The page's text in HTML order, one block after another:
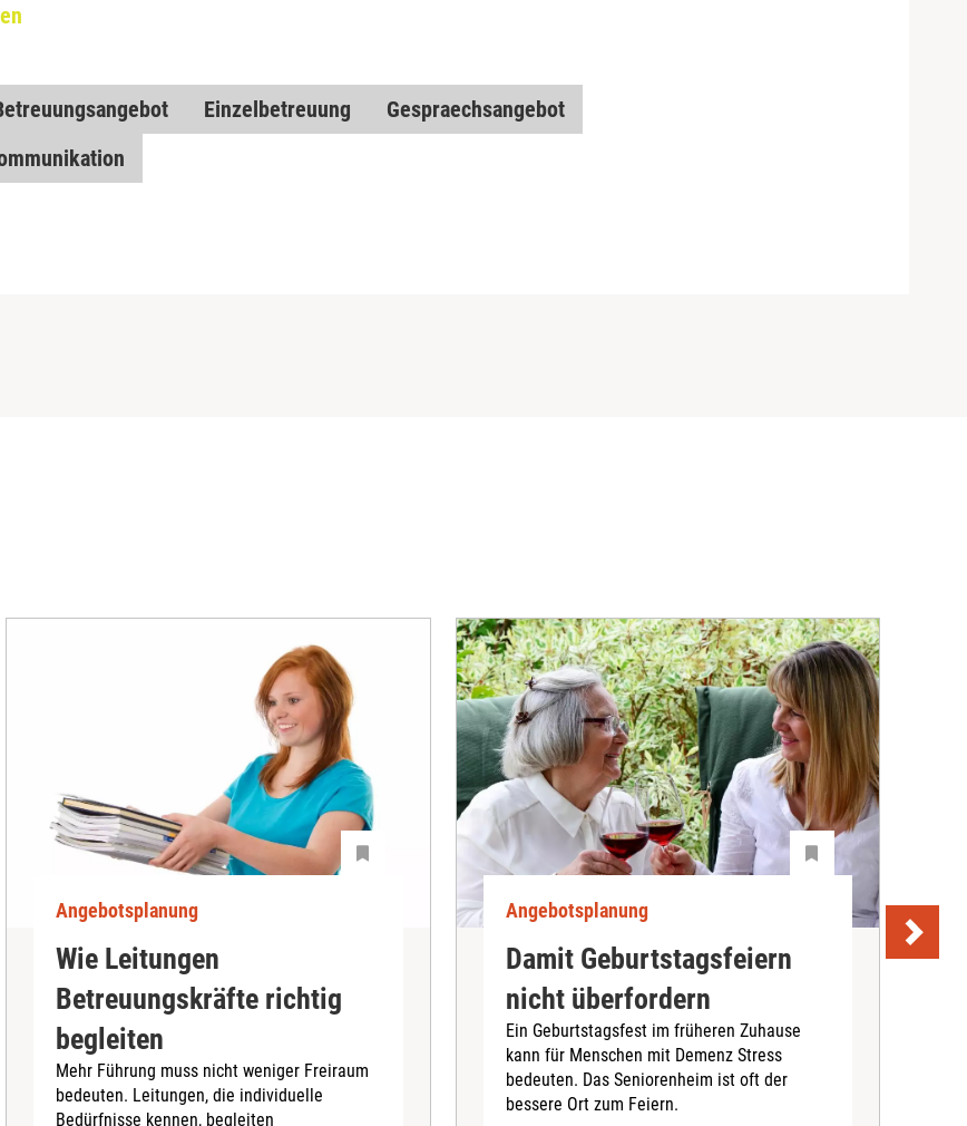
Einzelbetreuung
Gespraechsangebot
Angebotsplanung
Wie Leitungen
Betreuungskräfte richtig
begleiten
Mehr Führung muss nicht weniger Freiraum
bedeuten. Leitungen, die individuelle
Bedürfnisse kennen, begleiten
Angebotsplanung
Damit Geburtstagsfeiern
nicht überfordern
Ein Geburtstagsfest im früheren Zuhause
kann für Menschen mit Demenz Stress
bedeuten. Das Seniorenheim ist oft der
bessere Ort zum Feiern.